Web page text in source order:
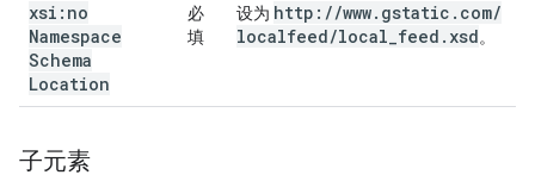
xsi:no
Namespace
Schema
Location
必
填
设为 http: //www. gstatic . com/
localfeed/local feed . xsd。
子元素